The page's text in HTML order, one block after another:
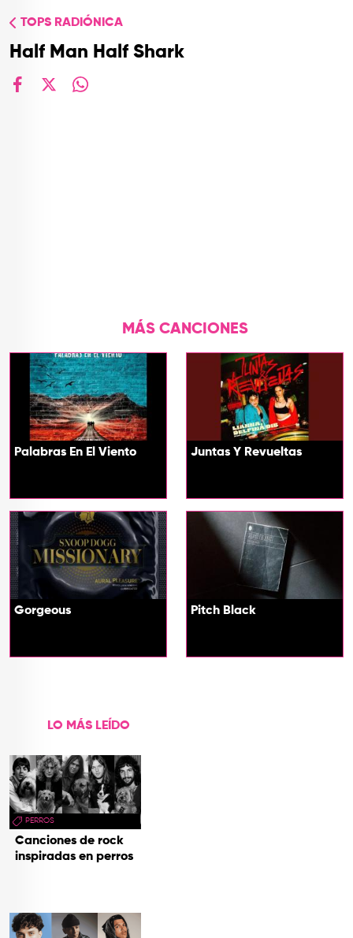
TOPS RADIÓNICA
Half Man Half Shark
MÁS CANCIONES
Palabras En El Viento Juntas Y Revueltas
Gorgeous Pitch Black
LO MÁS LEÍDO
PERROS
Canciones de rock
inspiradas en perros